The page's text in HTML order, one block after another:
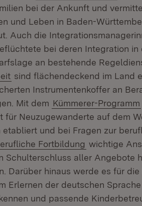
bei der Ankunft und
und Leben in Baden-
Auch die
bei deren Integration
an bestehende
(Öffnet in neuem Fenster)
sind flächendeckend im Land
Instrumentenkoffer an
Mit dem Kümmerer-Programm
für Neuzugewanderte auf dem
und bei Fragen zur
Fortbildung (Öffnet in
wichtige
Schulterschluss aller Angebote
Darüber hinaus werde es für
Erlernen der deutschen
und passende